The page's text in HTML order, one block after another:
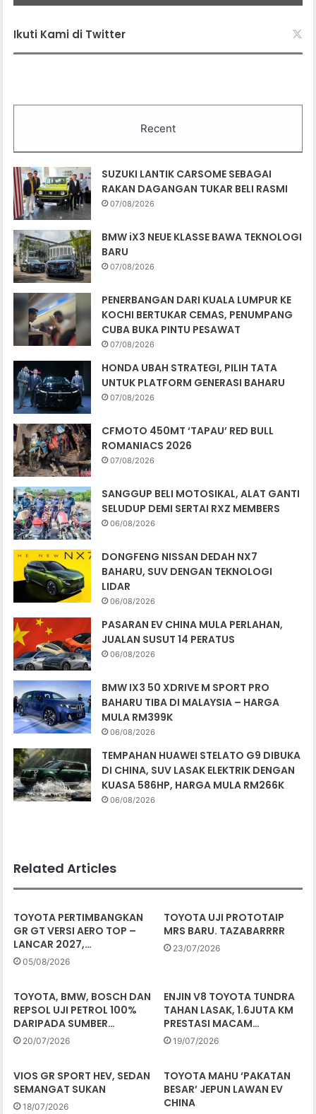
Ikuti Kami di Twitter
Recent
SUZUKI LANTIK CARSOME SEBAGAI
RAKAN DAGANGAN TUKAR BELI RASMI
07/08/2026
BMW iX3 NEUE KLASSE BAWA TEKNOLOGI
BARU
07/08/2026
PENERBANGAN DARI KUALA LUMPUR KE
KOCHI BERTUKAR CEMAS, PENUMPANG
CUBA BUKA PINTU PESAWAT
07/08/2026
HONDA UBAH STRATEGI, PILIH TATA
UNTUK PLATFORM GENERASI BAHARU
07/08/2026
CFMOTO 450MT ‘TAPAU’ RED BULL
ROMANIACS 2026
07/08/2026
SANGGUP BELI MOTOSIKAL, ALAT GANTI
SELUDUP DEMI SERTAI RXZ MEMBERS
06/08/2026
DONGFENG NISSAN DEDAH NX7
BAHARU, SUV DENGAN TEKNOLOGI
LIDAR
06/08/2026
PASARAN EV CHINA MULA PERLAHAN,
JUALAN SUSUT 14 PERATUS
06/08/2026
BMW IX3 50 XDRIVE M SPORT PRO
BAHARU TIBA DI MALAYSIA – HARGA
MULA RM399K
06/08/2026
TEMPAHAN HUAWEI STELATO G9 DIBUKA
DI CHINA, SUV LASAK ELEKTRIK DENGAN
KUASA 586HP, HARGA MULA RM266K
06/08/2026
Related Articles
TOYOTA PERTIMBANGKAN
GR GT VERSI AERO TOP –
LANCAR 2027,…
05/08/2026
TOYOTA UJI PROTOTAIP
MRS BARU. TAZABARRRR
23/07/2026
TOYOTA, BMW, BOSCH DAN
REPSOL UJI PETROL 100%
DARIPADA SUMBER…
20/07/2026
ENJIN V8 TOYOTA TUNDRA
TAHAN LASAK, 1.6JUTA KM
PRESTASI MACAM…
19/07/2026
VIOS GR SPORT HEV, SEDAN
SEMANGAT SUKAN
18/07/2026
TOYOTA MAHU ‘PAKATAN
BESAR’ JEPUN LAWAN EV
CHINA